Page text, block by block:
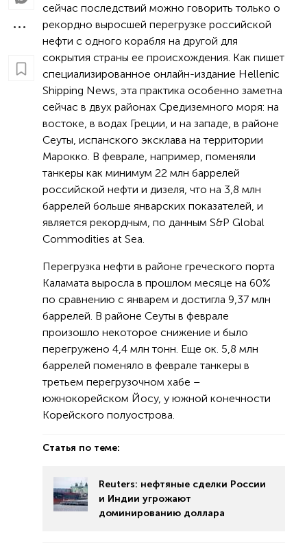
сейчас последствий можно говорить только о
рекордно выросшей перегрузке российской
нефти с одного корабля на другой для
сокрытия страны ее происхождения. Как пишет
специализированное онлайн-издание Hellenic
Shipping News, эта практика особенно заметна
сейчас в двух районах Средиземного моря: на
востоке, в водах Греции, и на западе, в районе
Сеуты, испанского эксклава на территории
Марокко. В феврале, например, поменяли
танкеры как минимум 22 млн баррелей
российской нефти и дизеля, что на 3,8 млн
баррелей больше январских показателей, и
является рекордным, по данным S&P Global
Commodities at Sea.
Перегрузка нефти в районе греческого порта
Каламата выросла в прошлом месяце на 60%
по сравнению с январем и достигла 9,37 млн
баррелей. В районе Сеуты в феврале
произошло некоторое снижение и было
перегружено 4,4 млн тонн. Еще ок. 5,8 млн
баррелей поменяло в феврале танкеры в
третьем перегрузочном хабе –
южнокорейском Йосу, у южной конечности
Корейского полуострова.
Статья по теме:
Reuters: нефтяные сделки России
и Индии угрожают
доминированию доллара